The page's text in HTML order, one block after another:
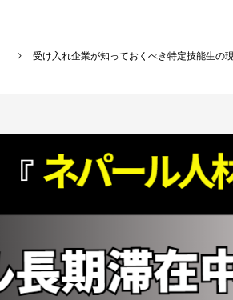
受け入れ企業が知っておくべき特定技能生の